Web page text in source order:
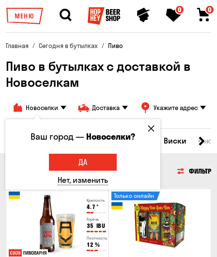
МЕНЮ
0 0
Главная Сегодня в бутылках Пиво
Пиво в бутылках с доставкой в
Новоселкам
Новоселки Доставка Укажите адрес
Все товары Пиво Сидр Виски
ФИЛЬТР
Крепость
4.7 °
Горечь
35 IBU
Плотность
12 %
Только онлайн
Ваш город —Новоселки?
ДА
Нет, изменить